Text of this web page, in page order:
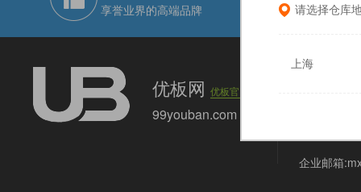
请选择仓库
上海
享誉业界的高端品牌 十二大仓储
优板网优板官网
99youban.com
企业邮箱